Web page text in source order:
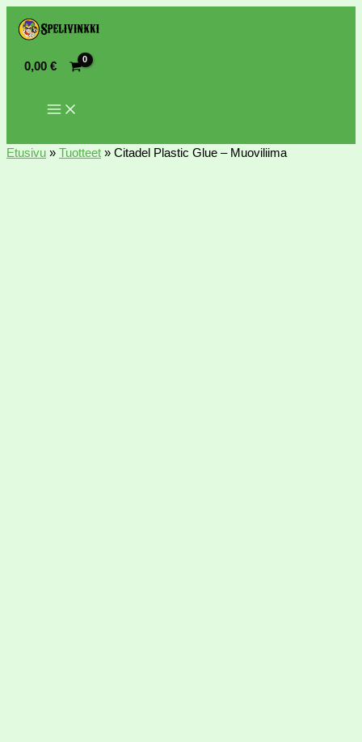
0,00€
Etusivu » Tuotteet » Citadel Plastic Glue – Muoviliima